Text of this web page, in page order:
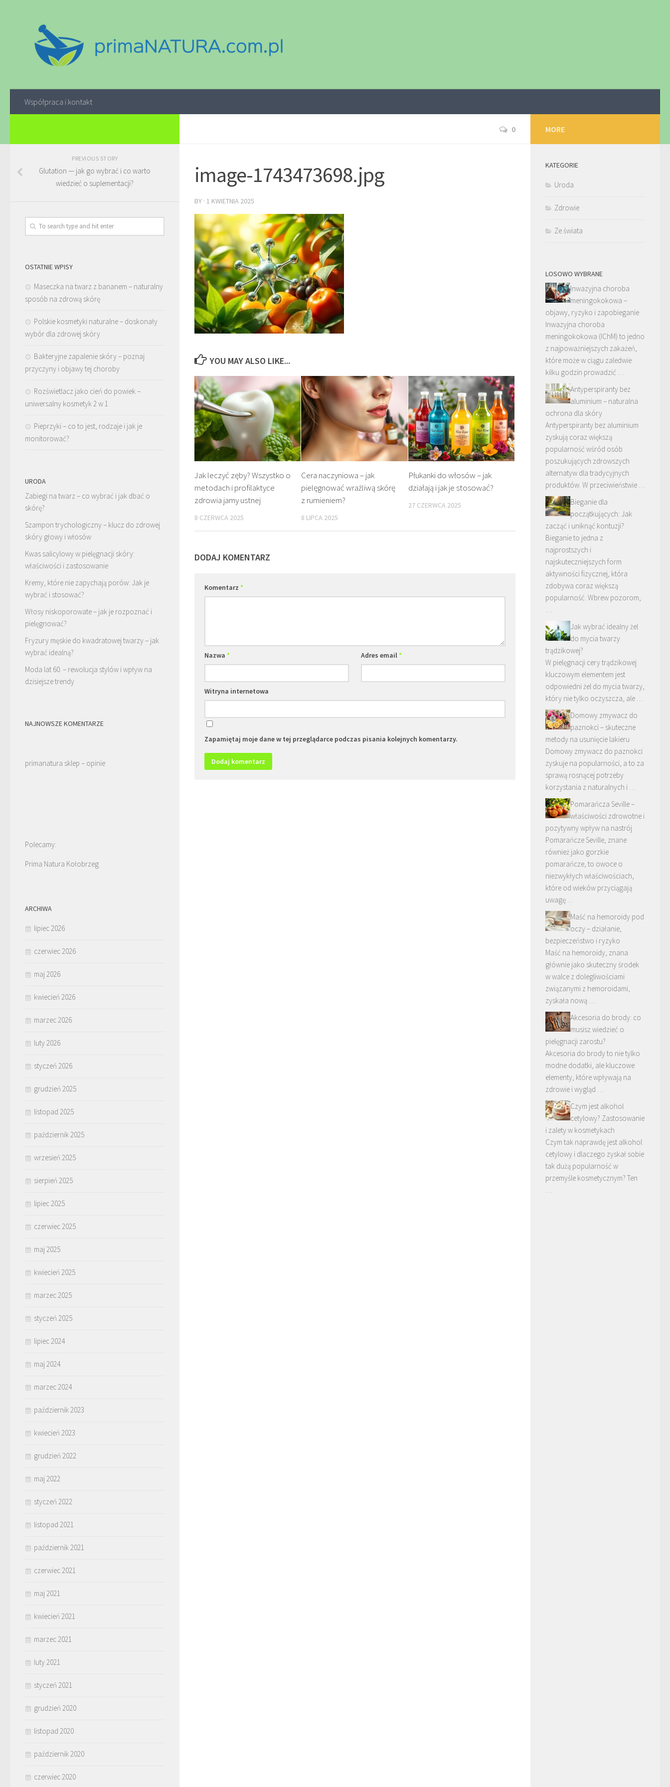
Współpraca i kontakt
0
image-1743473698.jpg
BY · 1 KWIETNIA 2025
YOU MAY ALSO LIKE...
Jak leczyć zęby? Wszystko o
metodach i profilaktyce
zdrowia jamy ustnej
8 CZERWCA 2025
Cera naczyniowa – jak
pielęgnować wrażliwą skórę
z rumieniem?
8 LIPCA 2025
Płukanki do włosów – jak
działają i jak je stosować?
27 CZERWCA 2025
DODAJ KOMENTARZ
Komentarz *
Nazwa * Adres email*
Witryna internetowa
Zapamiętaj moje dane w tej przeglądarce podczas pisania kolejnych komentarzy.
PREVIOUS STORY
Glutation — jak go wybrać i co warto
wiedzieć o suplementacji?
OSTATNIE WPISY
Maseczka na twarz z bananem – naturalny
sposób na zdrową skórę
Polskie kosmetyki naturalne – doskonały
wybór dla zdrowej skóry
Bakteryjne zapalenie skóry – poznaj
przyczyny i objawy tej choroby
Rozświetlacz jako cień do powiek –
uniwersalny kosmetyk 2 w 1
Pieprzyki – co to jest, rodzaje i jak je
monitorować?
URODA
Zabiegi na twarz – co wybrać i jak dbać o
skórę?
Szampon trychologiczny – klucz do zdrowej
skóry głowy i włosów
Kwas salicylowy w pielęgnacji skóry:
właściwości i zastosowanie
Kremy, które nie zapychają porów: Jak je
wybrać i stosować?
Włosy niskoporowate – jak je rozpoznać i
pielęgnować?
Fryzury męskie do kwadratowej twarzy – jak
wybrać idealną?
Moda lat 60. – rewolucja stylów i wpływ na
dzisiejsze trendy
NAJNOWSZE KOMENTARZE
primanatura sklep – opinie
Polecamy:
Prima Natura Kołobrzeg
ARCHIWA
lipiec 2026
czerwiec 2026
maj 2026
kwiecień 2026
marzec 2026
luty 2026
styczeń 2026
grudzień 2025
listopad 2025
październik 2025
wrzesień 2025
sierpień 2025
lipiec 2025
czerwiec 2025
maj 2025
kwiecień 2025
marzec 2025
styczeń 2025
lipiec 2024
maj 2024
marzec 2024
październik 2023
kwiecień 2023
grudzień 2022
maj 2022
styczeń 2022
listopad 2021
październik 2021
czerwiec 2021
maj 2021
kwiecień 2021
marzec 2021
luty 2021
styczeń 2021
grudzień 2020
listopad 2020
październik 2020
czerwiec 2020
MORE
KATEGORIE
Uroda
Zdrowie
Ze świata
LOSOWO WYBRANE
Inwazyjna choroba
meningokokowa –
objawy, ryzyko i zapobieganie
Inwazyjna choroba
meningokokowa (IChM) to jedno
z najpoważniejszych zakażeń,
które może w ciągu zaledwie
kilku godzin prowadzić …
Antyperspiranty bez
aluminium – naturalna
ochrona dla skóry
Antyperspiranty bez aluminium
zyskują coraz większą
popularność wśród osób
poszukujących zdrowszych
alternatyw dla tradycyjnych
produktów. W przeciwieństwie …
Bieganie dla
początkujących: Jak
zacząć i uniknąć kontuzji?
Bieganie to jedna z
najprostszych i
najskuteczniejszych form
aktywności fizycznej, która
zdobywa coraz większą
popularność. Wbrew pozorom,
…
Jak wybrać idealny żel
do mycia twarzy
trądzikowej?
W pielęgnacji cery trądzikowej
kluczowym elementem jest
odpowiedni żel do mycia twarzy,
który nie tylko oczyszcza, ale …
Domowy zmywacz do
paznokci – skuteczne
metody na usunięcie lakieru
Domowy zmywacz do paznokci
zyskuje na popularności, a to za
sprawą rosnącej potrzeby
korzystania z naturalnych i …
Pomarańcza Seville –
właściwości zdrowotne i
pozytywny wpływ na nastrój
Pomarańcze Seville, znane
również jako gorzkie
pomarańcze, to owoce o
niezwykłych właściwościach,
które od wieków przyciągają
uwagę …
Maść na hemoroidy pod
oczy – działanie,
bezpieczeństwo i ryzyko
Maść na hemoroidy, znana
głównie jako skuteczny środek
w walce z dolegliwościami
związanymi z hemoroidami,
zyskała nową …
Akcesoria do brody: co
musisz wiedzieć o
pielęgnacji zarostu?
Akcesoria do brody to nie tylko
modne dodatki, ale kluczowe
elementy, które wpływają na
zdrowie i wygląd …
Czym jest alkohol
cetylowy? Zastosowanie
i zalety w kosmetykach
Czym tak naprawdę jest alkohol
cetylowy i dlaczego zyskał sobie
tak dużą popularność w
przemyśle kosmetycznym? Ten
…